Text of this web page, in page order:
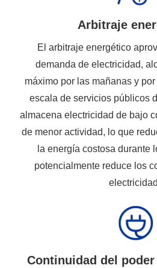
Arbitraje
El arbitraje energético
demanda de electricidad,
máximo por las mañanas y
escala de servicios públicos
almacena electricidad de bajo
de menor actividad, lo que
la energía costosa durante
potencialmente reduce los
Continuidad del